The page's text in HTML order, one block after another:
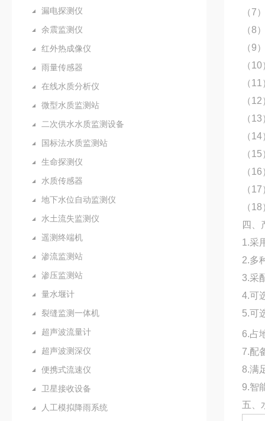
漏电探测仪
余震监测仪
红外热成像仪
雨量传感器
在线水质分析仪
微型水质监测站
二次供水水质监测设备
国标法水质监测站
生命探测仪
水质传感器
地下水位自动监测仪
水土流失监测仪
遥测终端机
渗流监测站
渗压监测站
量水堰计
裂缝监测一体机
超声波流量计
超声波测深仪
便携式流速仪
卫星接收设备
人工模拟降雨系统
（7
（8
（9
（
（
（
（
（
（
（
（
（
四、
1.采
2.多
3.采
4.可
5.可
6.占
7.配
8.满
9.智
五、